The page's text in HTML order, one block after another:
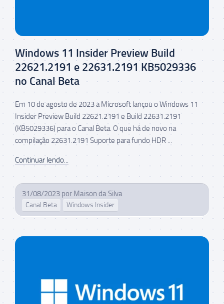
Windows 11 Insider Preview Build
22621.2191 e 22631.2191 KB5029336
no Canal Beta
Em 10 de agosto de 2023 a Microsoft lançou o Windows 11
Insider Preview Build 22621.2191 e Build 22631.2191
(KB5029336) para o Canal Beta. O que há de novo na
compilação 22631.2191 Suporte para fundo HDR ...
Continuar lendo...
31/08/2023 por Maison da Silva
Canal Beta Windows Insider